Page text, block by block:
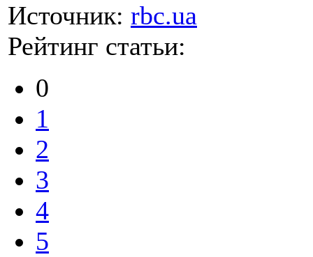
Источник: rbc.ua
Рейтинг статьи:
0
1
2
3
4
5